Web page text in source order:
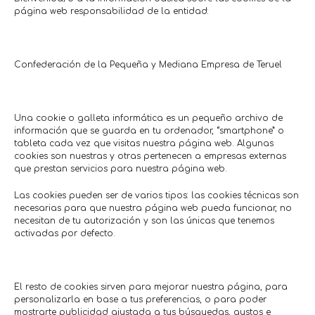
página web responsabilidad de la entidad:
Confederación de la Pequeña y Mediana Empresa de Teruel
Una cookie o galleta informática es un pequeño archivo de
información que se guarda en tu ordenador, “smartphone” o
tableta cada vez que visitas nuestra página web. Algunas
cookies son nuestras y otras pertenecen a empresas externas
que prestan servicios para nuestra página web.
Las cookies pueden ser de varios tipos: las cookies técnicas son
necesarias para que nuestra página web pueda funcionar, no
necesitan de tu autorización y son las únicas que tenemos
activadas por defecto.
El resto de cookies sirven para mejorar nuestra página, para
personalizarla en base a tus preferencias, o para poder
mostrarte publicidad ajustada a tus búsquedas, gustos e